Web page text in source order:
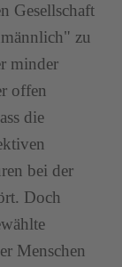
Gesellschaft
zu
minder
offen
die
bei der
Doch
Menschen